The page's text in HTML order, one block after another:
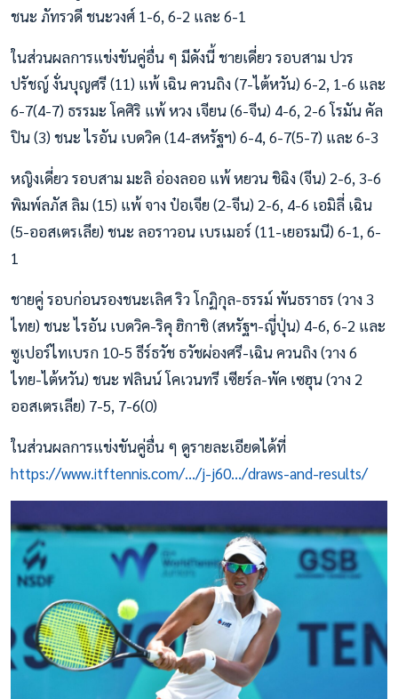
ชนะ ภัทรวดี ชนะวงศ์ 1-6, 6-2 และ 6-1
ในส่วนผลการแข่งขันคู่อื่น ๆ มีดังนี้ ชายเดี่ยว รอบสาม ปวร
ปรัชญ์ งั่นบุญศรี (11) แพ้ เฉิน ควนถิง (7-ไต้หวัน) 6-2, 1-6 และ
6-7(4-7) ธรรมะ โคศิริ แพ้ หวง เจียน (6-จีน) 4-6, 2-6 โรมัน คัล
ปิน (3) ชนะ ไรอัน เบดวิค (14-สหรัฐฯ) 6-4, 6-7(5-7) และ 6-3
หญิงเดี่ยว รอบสาม มะลิ อ่องลออ แพ้ หยวน ชิฉิง (จีน) 2-6, 3-6
พิมพ์ลภัส ลิม (15) แพ้ จาง ป๋อเจีย (2-จีน) 2-6, 4-6 เอมิลี่ เฉิน
(5-ออสเตรเลีย) ชนะ ลอราวอน เบรเมอร์ (11-เยอรมนี) 6-1, 6-
1
ชายคู่ รอบก่อนรองชนะเลิศ ริว โกฏิกุล-ธรรม์ พันธราธร (วาง 3
ไทย) ชนะ ไรอัน เบดวิค-ริคุ ฮิกาชิ (สหรัฐฯ-ญี่ปุ่น) 4-6, 6-2 และ
ซูเปอร์ไทเบรก 10-5 ธีร์ธวัช ธวัชผ่องศรี-เฉิน ควนถิง (วาง 6
ไทย-ไต้หวัน) ชนะ ฟลินน์ โคเวนทรี เซียร์ล-พัค เซฮุน (วาง 2
ออสเตรเลีย) 7-5, 7-6(0)
ในส่วนผลการแข่งขันคู่อื่น ๆ ดูรายละเอียดได้ที่
https://www.itftennis.com/.../j-j60.../draws-and-results/